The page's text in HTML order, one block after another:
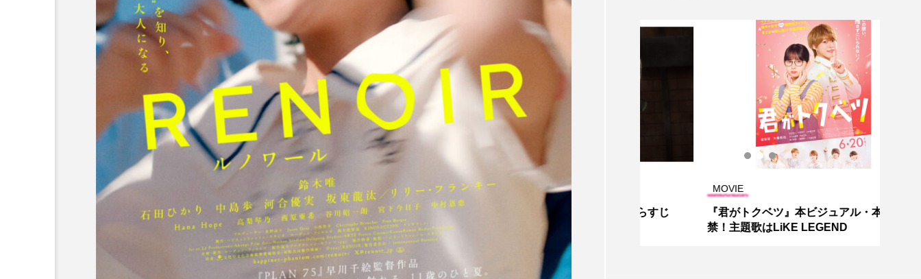
『ルノワール』早川監督がディレクション
したMVが解禁！
ANIME
TVアニメ『ガチアクタ』第11話あらすじ
＆先行場面カットを解禁！
『君がトクベツ』本ビジュアル・本予告解
禁！主題歌はLiKE LEGEND